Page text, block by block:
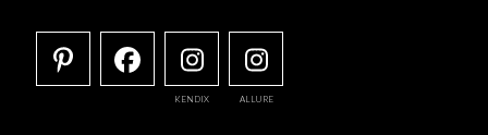
KENDIX ALLURE